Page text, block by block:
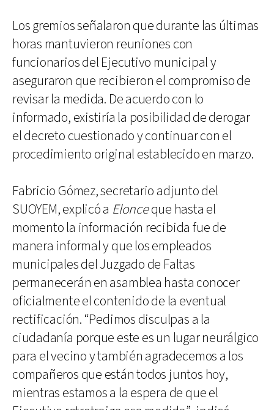
Los gremios señalaron que durante las últimas
horas mantuvieron reuniones con
funcionarios del Ejecutivo municipal y
aseguraron que recibieron el compromiso de
revisar la medida. De acuerdo con lo
informado, existiría la posibilidad de derogar
el decreto cuestionado y continuar con el
procedimiento original establecido en marzo.
Fabricio Gómez, secretario adjunto del
SUOYEM, explicó a Elonceque hasta el
momento la información recibida fue de
manera informal y que los empleados
municipales del Juzgado de Faltas
permanecerán en asamblea hasta conocer
oficialmente el contenido de la eventual
rectificación. “Pedimos disculpas a la
ciudadanía porque este es un lugar neurálgico
para el vecino y también agradecemos a los
compañeros que están todos juntos hoy,
mientras estamos a la espera de que el